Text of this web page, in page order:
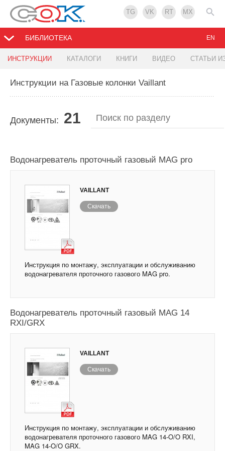
TG VK RT MX
БИБЛИОТЕКА
ИНСТРУКЦИИ КАТАЛОГИ КНИГИ ВИДЕО СТАТЬИ
EN
Инструкции на Газовые колонки Vaillant
Документы: 21
Водонагреватель проточный газовый MAG pro
VAILLANT
Скачать
Инструкция по монтажу, эксплуатации и обслуживанию
водонагревателя проточного газового MAG pro.
Водонагреватель проточный газовый MAG 14
RXI/GRX
VAILLANT
Скачать
Инструкция по монтажу, эксплуатации и обслуживанию
водонагревателя проточного газового MAG 14-O/O RXI,
MAG 14-O/O GRX.